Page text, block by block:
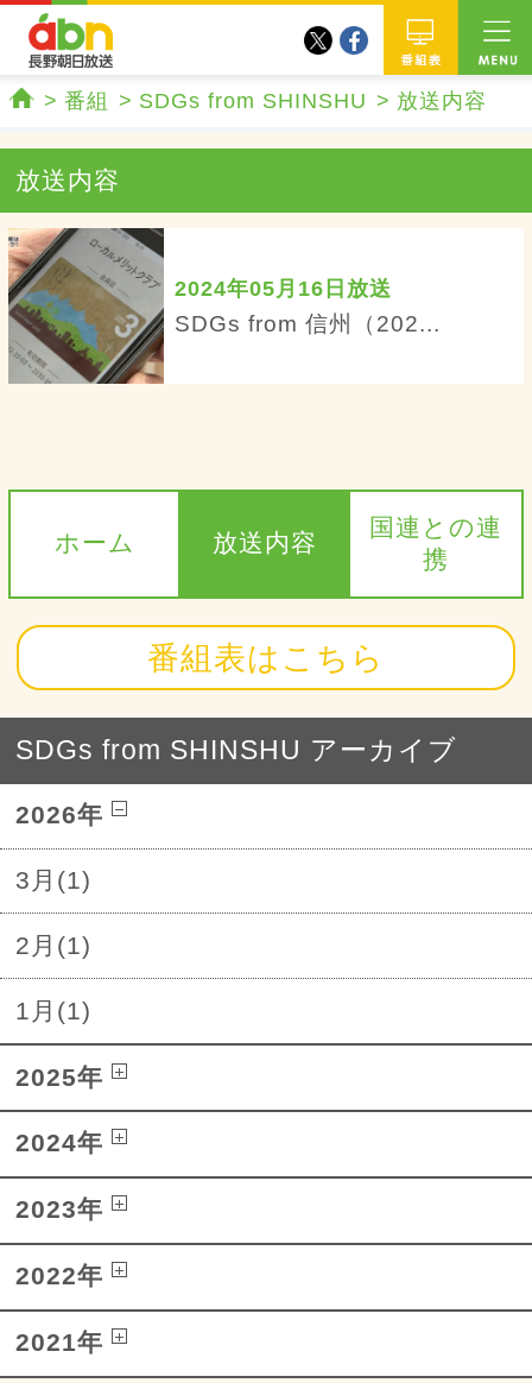
番組
twitterfacebook
番組 SDGs from SHINSHU 放送内容
放送内容
2024年05月16日放送
SDGs from 信州（202...
ホーム 放送内容
国連との連
携
番組表はこちら
SDGs from SHINSHU アーカイブ
2026年
3月(1)
2月(1)
1月(1)
2025年
2024年
2023年
2022年
2021年